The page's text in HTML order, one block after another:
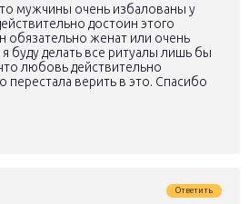
мужчины очень избалованы у
достоин этого
обязательно женат или очень
буду делать все ритуалы лишь бы
любовь действительно
перестала верить в это. Спасибо
Ответить